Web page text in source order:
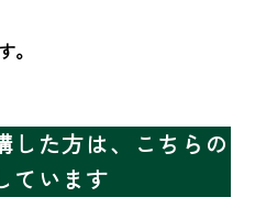
。
した方は、こちらの
ています